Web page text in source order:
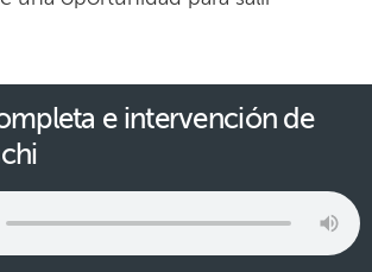
e intervención de